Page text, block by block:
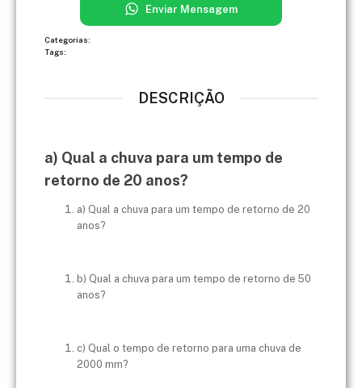
Enviar Mensagem
Categorias:
Tags:
DESCRIÇÃO
a) Qual a chuva para um tempo de
retorno de 20 anos?
a) Qual a chuva para um tempo de retorno de 20
anos?
b) Qual a chuva para um tempo de retorno de 50
anos?
c) Qual o tempo de retorno para uma chuva de
2000 mm?